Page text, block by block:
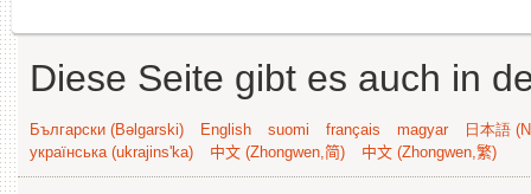
Diese Seite gibt es auch in
Български (Bəlgarski) English suomi français magyar
日本語
українська (ukrajins'ka)
中文 (Zhongwen,简) 中文 (Zhongwen,繁)